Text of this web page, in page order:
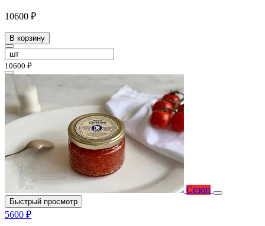
10600 ₽
В корзину
10600 ₽
Сезон
Быстрый просмотр
5600 ₽